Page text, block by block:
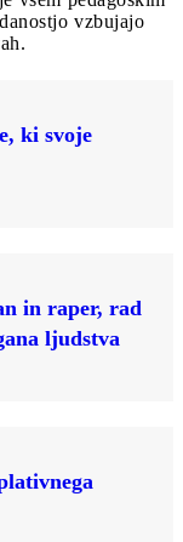
vzbujajo
ki svoje
in raper, rad
ljudstva